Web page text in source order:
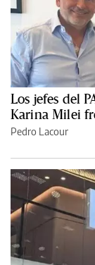
Los jefes del
Karina Milei
Pedro Lacour